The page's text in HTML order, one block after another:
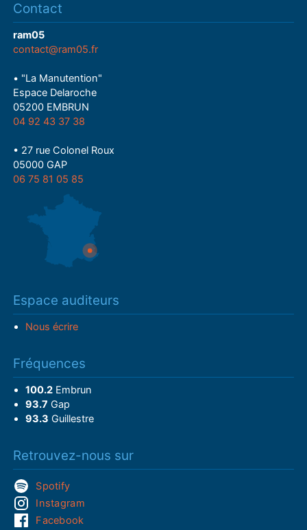
Contact
ram05
contact@ram05.fr
• "La Manutention"
Espace Delaroche
05200 EMBRUN
04 92 43 37 38
• 27 rue Colonel Roux
05000 GAP
06 75 81 05 85
Espace auditeurs
Nous écrire
Fréquences
100.2Embrun
93.7 Gap
93.3 Guillestre
Retrouvez-nous sur
Spotify
Instagram
Facebook